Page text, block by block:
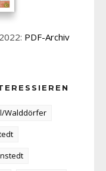
PDF-Archiv
Walddörfer